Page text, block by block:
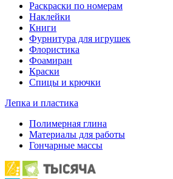
Раскраски по номерам
Наклейки
Книги
Фурнитура для игрушек
Флористика
Фоамиран
Краски
Спицы и крючки
Лепка и пластика
Полимерная глина
Материалы для работы
Гончарные массы